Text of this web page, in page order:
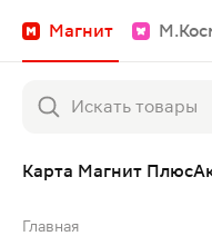
Магнит
Карта Магнит Плюс
Главная